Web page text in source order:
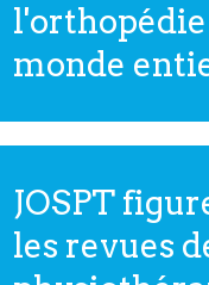
l'orthopédie
monde
JOSPT
les revues